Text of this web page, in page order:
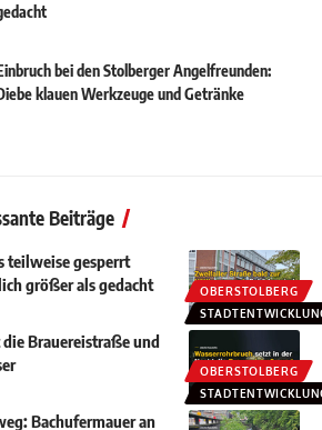
bei den Stolberger Angelfreunden:
klauen Werkzeuge und Getränke
Beiträge
OBERSTOLBERG
teilweise gesperrt
größer als gedacht
OBERSTOLBERG
Brauereistraße und
Bachufermauer an